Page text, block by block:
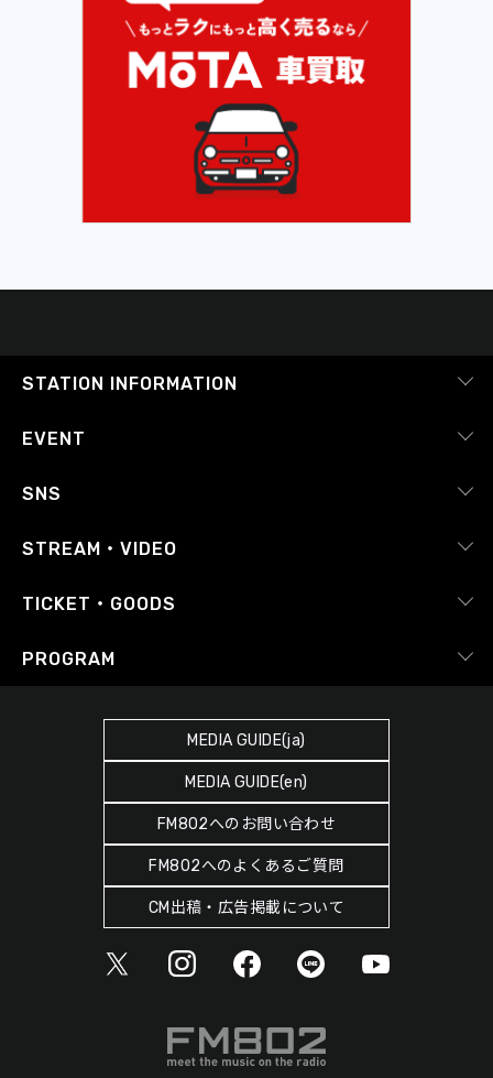
STATION INFORMATION
会社概要
番組審議会
Japan FM League
SDGsへの取り組み
緊急地震速報の対応
災害情報共有パートナーシップ
人権尊重・コンプライアンスに関する調査の結果について
EVENT
ピックアップ
SNS
RADIPASS
Instagram
STREAM・VIDEO
radiko.jp
TICKET・GOODS
RADIPASS TICKET
PROGRAM
ヘビーローテーション
MEDIA GUIDE(ja)
MEDIA GUIDE(en)
FM802へのお問い合わせ
FM802へのよくあるご質問
CM出稿・広告掲載について